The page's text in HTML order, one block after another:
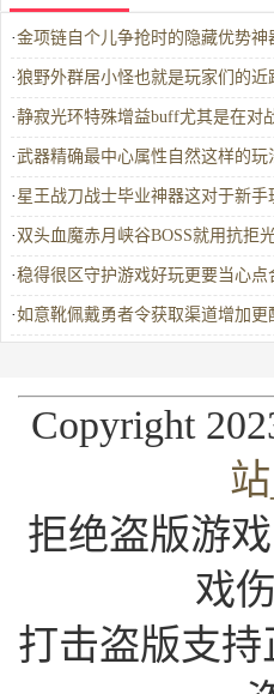
·金项链自个儿争抢时的隐藏优势神
·狼野外群居小怪也就是玩家们的近
·静寂光环特殊增益buff尤其是在对
·武器精确最中心属性自然这样的玩
· 星王战刀战士毕业神器这对于新手
· 双头血魔赤月峡谷BOSS就用抗拒
·稳得很区守护游戏好玩更要当心点
·如意靴佩戴勇者令获取渠道增加更
Copyright
拒绝盗版游
戏
打击盗版支